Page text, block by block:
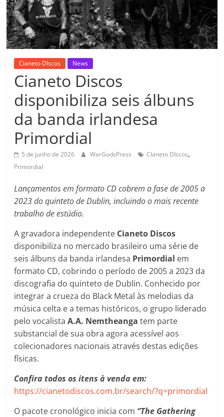
Cianeto DIscos News
Cianeto Discos
disponibiliza seis álbuns
da banda irlandesa
Primordial
5 de junho de 2026 WarGodsPress CIaneto DIscos,
Primordial
Lançamentos em formato CD cobrem a fase de 2005 a
2023 do quinteto de Dublin, incluindo o mais recente
trabalho de estúdio.
A gravadora independente Cianeto Discos
disponibiliza no mercado brasileiro uma série de
seis álbuns da banda irlandesa Primordial em
formato CD, cobrindo o período de 2005 a 2023 da
discografia do quinteto de Dublin. Conhecido por
integrar a crueza do Black Metal às melodias da
música celta e a temas históricos, o grupo liderado
pelo vocalistaA.A. Nemtheanga tem parte
substancial de sua obra agora acessível aos
colecionadores nacionais através destas edições
físicas.
Confira todos os itens à venda em:
https://cianetodiscos.com.br/search/?q=primordial
O pacote cronológico inicia com “The Gathering